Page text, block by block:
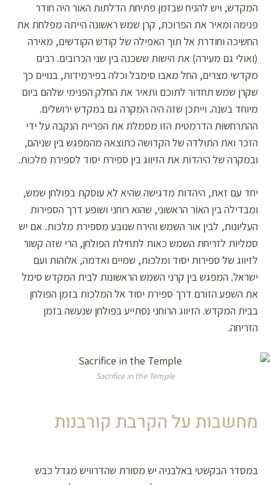
המקדש, ויש להניח שבזמן פתיחת הדלתות האור היה חודר
פנימה ומאיר את הפרוכת, קרן שמש ראשונה הייתה מפלחת את
החשיכה וחודרת אל תוך האפילה של קודש הקודשים, מאירה
(ואולי גם מעירה) את הישות ששכנה בין שני הכרובים. רבים
מקדשי מצרים, החל מאבו סימבל וכלה בפירמידות, בנויים כך
שקרן שמש תחדור לתוכם ותאיר את החלק הפנימי שלהם ביום
מיוחד בשנה. וייתכן שזה היה המקרה גם במקדש ירושלים.
ההתרחשות הדרמטית הזו מסמלת את הפריית הנקבה על ידי
הזכר ואת התולדה של הקדושה כתוצאה מהמפגש בין שניהם,
ובמקרה של היהדות את הזיווג בין ספירת יסוד לספירת מלכות.
יחד עם זאת, היהדות מדגישה שהיא לא עוסקת בפולחן שמש,
ומבדילה בין האור הראשוני, שהוא רוחני ושופע דרך הספירות
העליונות, לבין אור השמש והירח שנובע מספירת מלכות. אם יש
סמליות לזריחת השמש כאות לתחילת הפולחן, הרי שזה קשור
לזיווג של ספירות יסוד ומלכות, שמיים ואדמה, אלוהות ועם
ישראל. המפגש בין קרני השמש הראשונות לבית המקדש סימל
את השפע הזורם דרך ספירת יסוד אל המלכות בזמן הפולחן
בבית המקדש. הזיווג הרוחני נסתייע בפולחן שנעשה בזמן
הזריחה.
Sacrifice in the Temple
מחשבות על הקרבת קורבנות
במסדר הבקשטי באלבניה יש מסורת שהדרוויש מגדל כבש